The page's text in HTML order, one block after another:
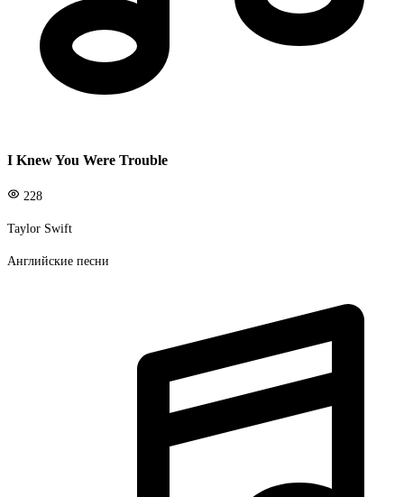
I Knew You Were Trouble
228
Taylor Swift
Английские песни